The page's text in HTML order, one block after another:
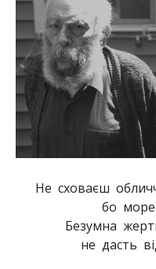
Не сховаєш
бо
Безумна
не дасть